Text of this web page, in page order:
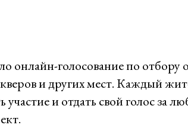
онлайн-голосование по отбору
и других мест. Каждый
и отдать свой голос за